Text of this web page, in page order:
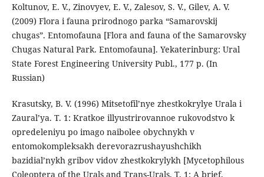
Koltunov, E. V., Zinovyev, E. V., Zalesov, S. V., Gilev, A. V.
(2009) Flora i fauna prirodnogo parka “Samarovskij
chugas”. Entomofauna [Flora and fauna of the Samarovsky
Chugas Natural Park. Entomofauna]. Yekaterinburg: Ural
State Forest Engineering University Publ., 177 р. (In
Russian)
Krasutsky, B. V. (1996) Mitsetofilʼnye zhestkokrylye Urala i
Zauralʼya. T. 1: Kratkoe illyustrirovannoe rukovodstvo k
opredeleniyu po imago naibolee obychnykh v
entomokompleksakh derevorazrushayushchikh
bazidialʼnykh gribov vidov zhestkokrylykh [Mycetophilous
Coleoptera of the Urals and Trans-Urals. T. 1: A brief,